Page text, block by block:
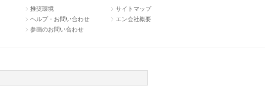
推奨環境
ヘルプ・お問い合わせ
参画のお問い合わせ
サイトマップ
エン会社概要